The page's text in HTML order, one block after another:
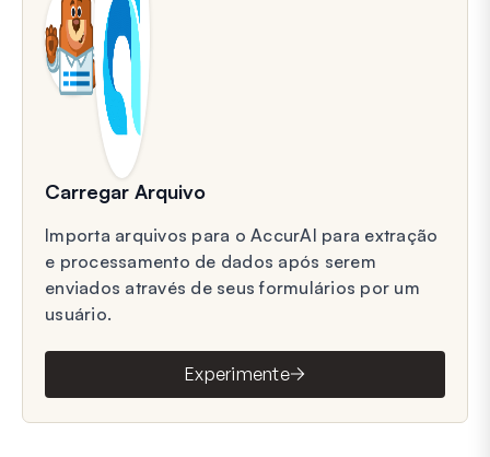
Carregar Arquivo
Importa arquivos para o AccurAI para extração
e processamento de dados após serem
enviados através de seus formulários por um
usuário.
Experimente